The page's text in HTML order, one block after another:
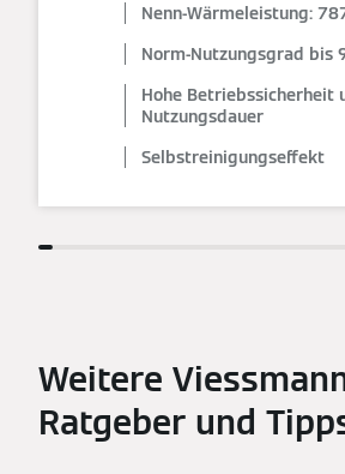
Nenn-Wärmeleistung:
Norm-Nutzungsgrad bis
Hohe Betriebssicherheit
Nutzungsdauer
Selbstreinigungseffekt
Weitere
Ratgeber und